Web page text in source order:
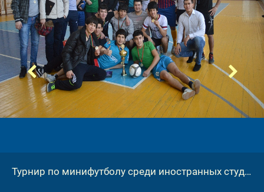
Турнир по минифутболу среди иностранных студентов